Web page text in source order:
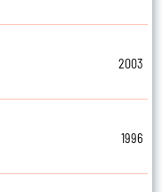
2003
1996